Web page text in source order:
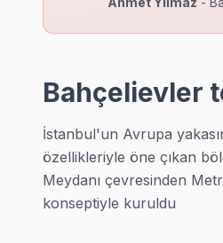
Siyavuşpaşa bölgesi TV
Soğanlı bölgesi TV Servis →
Şirinevler TV Servis
Şirinevler bölgesindeki TV
Şirinevler bölgesi TV Servis →
Bahçelievler
İstanbul'un Avrupa
özellikleriyle öne çıkan
Meydanı çevresinden
konseptiyle kuruldu